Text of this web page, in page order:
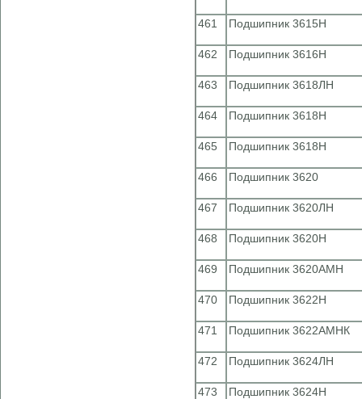
461 Подшипник 3615Н
462 Подшипник 3616Н
463 Подшипник 3618ЛН
464 Подшипник 3618Н
465 Подшипник 3618Н
466 Подшипник 3620
467 Подшипник 3620ЛН
468 Подшипник 3620Н
469 Подшипник 3620АМН
470 Подшипник 3622Н
471 Подшипник 3622АМНК
472 Подшипник 3624ЛН
473 Подшипник 3624Н